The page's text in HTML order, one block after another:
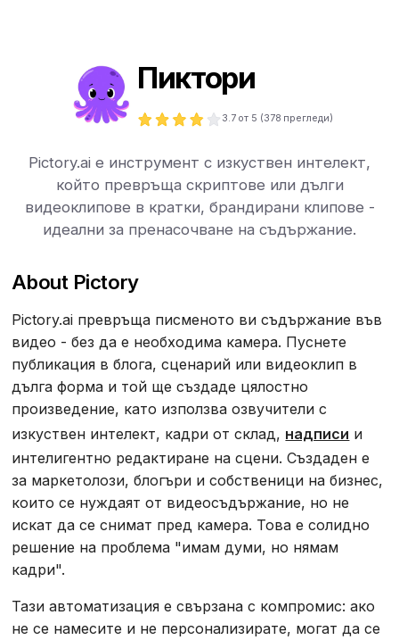
Пиктори
3.7 от 5 (378 прегледи)
Pictory.ai е инструмент с изкуствен интелект,
който превръща скриптове или дълги
видеоклипове в кратки, брандирани клипове -
идеални за пренасочване на съдържание.
About Pictory
Pictory.ai превръща писменото ви съдържание във
видео - без да е необходима камера. Пуснете
публикация в блога, сценарий или видеоклип в
дълга форма и той ще създаде цялостно
произведение, като използва озвучители с
изкуствен интелект, кадри от склад, надписи и
интелигентно редактиране на сцени. Създаден е
за маркетолози, блогъри и собственици на бизнес,
които се нуждаят от видеосъдържание, но не
искат да се снимат пред камера. Това е солидно
решение на проблема "имам думи, но нямам
кадри".
Тази автоматизация е свързана с компромис: ако
не се намесите и не персонализирате, могат да се